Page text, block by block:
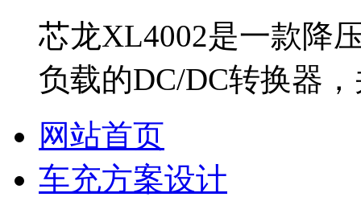
芯龙XL4002是一款降
负载的DC/DC转换器
网站首页
车充方案设计